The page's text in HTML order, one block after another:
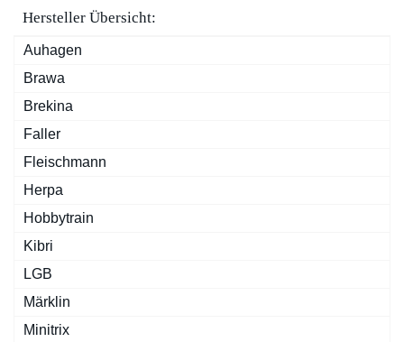
Hersteller Übersicht:
Auhagen
Brawa
Brekina
Faller
Fleischmann
Herpa
Hobbytrain
Kibri
LGB
Märklin
Minitrix